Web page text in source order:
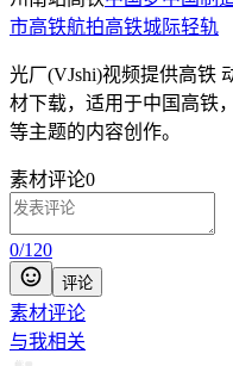
市高铁航拍高铁城际轻轨
光厂(VJshi)视频提供高铁
材下载，适用于中国高铁
等主题的内容创作。
素材评论0
0/120
评论
素材评论
与我相关